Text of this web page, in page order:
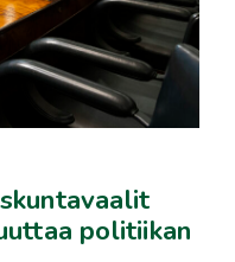
politiikan